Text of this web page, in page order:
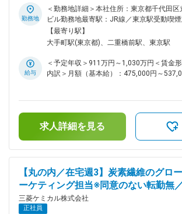
出張：頻繁ではないが有（国内外） ・テ
業：平均40時間程度（個人差あり、概ね
事・指名報酬委員会事務局として、 役員
ション）」や「報酬制度」というコーポレ
枢を担うポジションです。 日本に約100社
会等設置会社」の一員として、経営の最上
委員会・報酬委員会の事務局運営 ・年
定、アジェンダ設定、資料作成、議事運
の制度案とりまとめ ・サクセッションプ
情報整理 （2） 役員人事関連業務 ・各
の締結・管理 ・外国籍役員の処遇・福
任役員への処遇説明 （3） 株式報酬を含
（PSU）のグラント・ベスト実務（対象者
定、税務対応） ・信託銀行・証券会社・
の連携 ・有価証券報告書等での役員報酬
境： ・テレワーク可能 ※委員会開催時、役
際には出社必須 ・残業時間：20時間以下
勤務地
＜勤務地詳細＞本社住所：東京都千代田区
ビル勤務地最寄駅：JR線／東京駅受動喫
煙変更の範囲：会社の定める事業所（リモ
【最寄り駅】
大手町駅(東京都)、二重橋前駅、東京駅
給与
＜予定年収＞911万円～1,030万円＜賃金
内訳＞月額（基本給）：475,000円～
回■賞与：年1回（6月）賃金はあくまでも
選考を通じて上下する可能性があります。
求人詳細を見る
【丸の内／在宅週3】炭素繊維のグロ
ーケティング担当※同意のない転勤無
三菱ケミカル株式会社
正社員